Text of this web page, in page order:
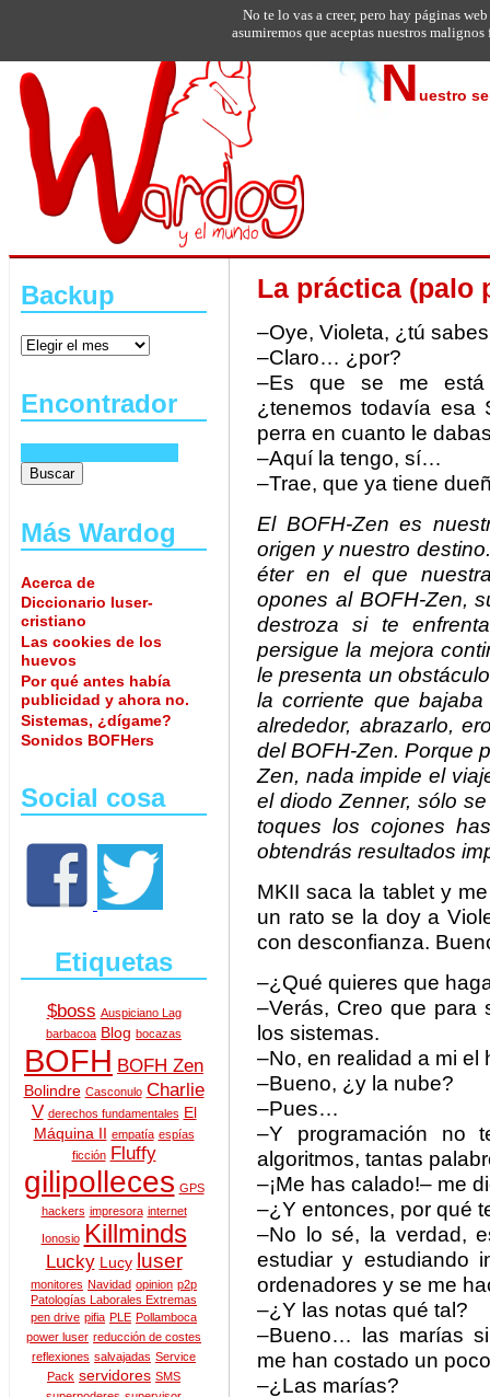
Nuestro
Backup
Encontrador
Más Wardog
Acerca de
Diccionario luser-
cristiano
Las cookies de los
huevos
Por qué antes había
publicidad y ahora no.
Sistemas, ¿dígame?
Sonidos BOFHers
Social cosa
Etiquetas
$boss Auspiciano Lag
barbacoa Blog bocazas
BOFH BOFH Zen
Bolindre Casconulo Charlie
V derechos fundamentales El
Máquina II empatía espías
ficción
Fluffy
gilipolleces GPS
hackers impresora internet
Ionosio Killminds
Lucky Lucy luser
monitores Navidad opinion p2p
Patologías Laborales Extremas
pen drive pifia PLE Pollamboca
power luser reducción de costes
reflexiones salvajadas Service
Pack servidores SMS
La práctica (palo
–Oye, Violeta, ¿tú
–Claro… ¿por?
–Es que se me está
¿tenemos todavía esa
perra en cuanto le
–Aquí la tengo, sí…
–Trae, que ya tiene
El BOFH-Zen es
origen y nuestro
éter en el que
opones al BOFH-Zen,
destroza si te
persigue la mejora
le presenta un
la corriente que
alrededor, abrazarlo,
del BOFH-Zen. Porque
Zen, nada impide el
el diodo Zenner, sólo
toques los cojones
obtendrás resultados
MKII saca la tablet y
un rato se la doy a
con desconfianza.
–¿Qué quieres que
–Verás, Creo que para
los sistemas.
–No, en realidad a mi
–Bueno, ¿y la nube?
–Pues…
–Y programación no
algoritmos, tantas
–¡Me has calado!– me
–¿Y entonces, por qué
–No lo sé, la verdad,
estudiar y estudiando
ordenadores y se me
–¿Y las notas qué tal?
–Bueno… las marías
me han costado un
–¿Las marías?
No te lo vas a creer, pero hay páginas
asumiremos que aceptas nuestros